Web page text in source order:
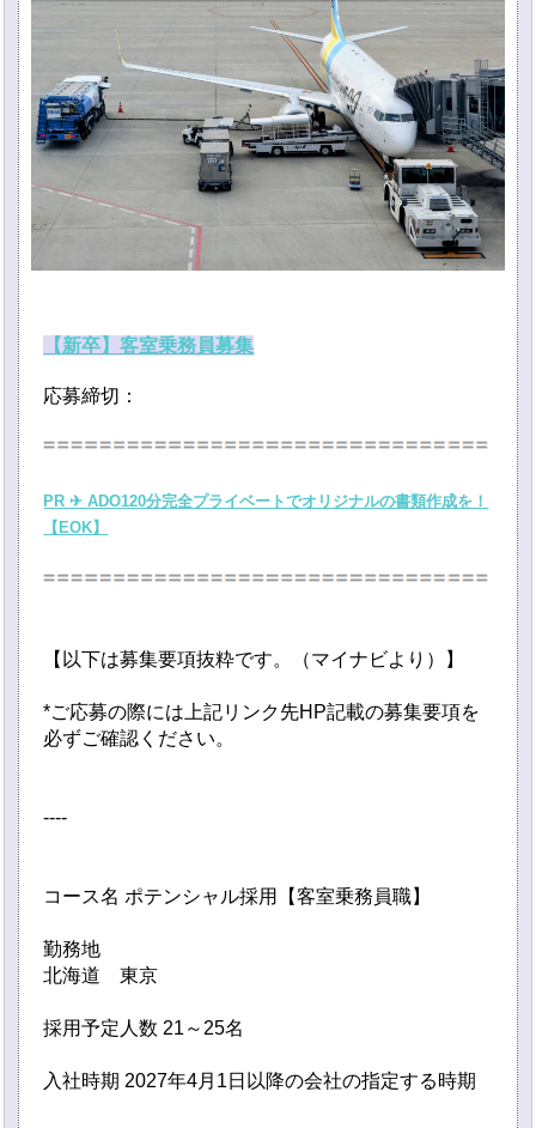
【新卒】客室乗務員募集
応募締切：
PR ✈ ADO120分完全プライベートでオリジナルの書類作成を！
【EOK】
【以下は募集要項抜粋です。（マイナビより）】
*ご応募の際には上記リンク先HP記載の募集要項を
必ずご確認ください。
----
コース名 ポテンシャル採用【客室乗務員職】
勤務地
北海道 東京
採用予定人数 21～25名
入社時期 2027年4月1日以降の会社の指定する時期